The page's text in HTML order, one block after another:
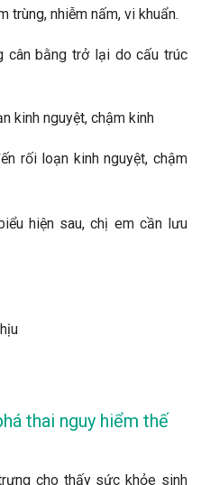
trùng, nhiễm nấm, vi khuẩn.
cân bằng trở lại do cấu trúc
kinh nguyệt, chậm kinh
rối loạn kinh nguyệt, chậm
hiện sau, chị em cần lưu
thai nguy hiểm thế
cho thấy sức khỏe sinh